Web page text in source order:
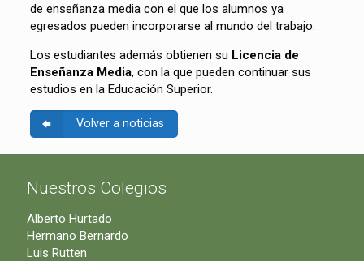
de enseñanza media con el que los alumnos ya
egresados pueden incorporarse al mundo del trabajo.
Los estudiantes además obtienen su Licencia de
Enseñanza Media, con la que pueden continuar sus
estudios en la Educación Superior.
Volver a noticias
Nuestros Colegios
Alberto Hurtado
Hermano Bernardo
Luis Rutten